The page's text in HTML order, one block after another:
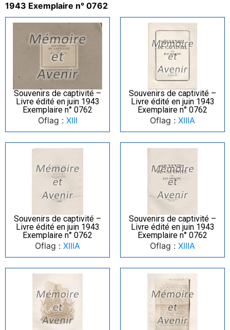
1943 Exemplaire n° 0762
Souvenirs de captivité –
Livre édité en juin 1943
Exemplaire n° 0762
Oflag : XIII
Souvenirs de captivité –
Livre édité en juin 1943
Exemplaire n° 0762
Oflag : XIIIA
Souvenirs de captivité –
Livre édité en juin 1943
Exemplaire n° 0762
Oflag : XIIIA
Souvenirs de captivité –
Livre édité en juin 1943
Exemplaire n° 0762
Oflag : XIIIA